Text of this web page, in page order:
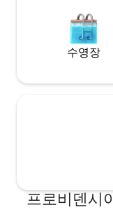
으며, 매우 높고 눈
를 찾는 또 다른 방
는 것입니다. 모든
이 두 건물 뒤에 있는 거리
하철이나 버스 정류
파드레 레텔리에르
미니 마켓, 슈퍼마켓
한 과일, 클레멘타이
수 있는 곳, 최고의
가 있습니다. 산책하
택가 인 동네.... 산
수영장
프로비덴시